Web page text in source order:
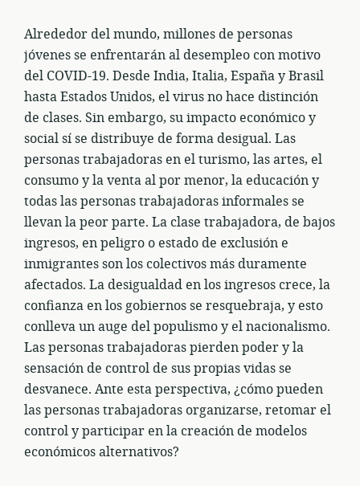
Alrededor del mundo, millones de personas
jóvenes se enfrentarán al desempleo con motivo
del COVID-19. Desde India, Italia, España y Brasil
hasta Estados Unidos, el virus no hace distinción
de clases. Sin embargo, su impacto económico y
social sí se distribuye de forma desigual. Las
personas trabajadoras en el turismo, las artes, el
consumo y la venta al por menor, la educación y
todas las personas trabajadoras informales se
llevan la peor parte. La clase trabajadora, de bajos
ingresos, en peligro o estado de exclusión e
inmigrantes son los colectivos más duramente
afectados. La desigualdad en los ingresos crece, la
confianza en los gobiernos se resquebraja, y esto
conlleva un auge del populismo y el nacionalismo.
Las personas trabajadoras pierden poder y la
sensación de control de sus propias vidas se
desvanece. Ante esta perspectiva, ¿cómo pueden
las personas trabajadoras organizarse, retomar el
control y participar en la creación de modelos
económicos alternativos?